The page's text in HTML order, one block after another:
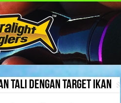
tali dengan target ikan